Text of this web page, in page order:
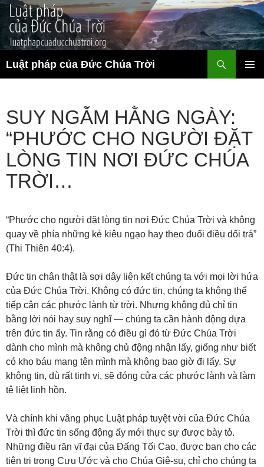
Chuyển
đến
nội
dung
Luật pháp của Đức Chúa Trời
kiếm
SUY NGẪM HẰNG NGÀY:
“PHƯỚC CHO NGƯỜI ĐẶT
LÒNG TIN NƠI ĐỨC CHÚA
TRỜI…
“Phước cho người đặt lòng tin nơi Đức Chúa Trời và không
quay về phía những kẻ kiêu ngạo hay theo đuổi điều dối trá”
(Thi Thiên 40:4).
Đức tin chân thật là sợi dây liên kết chúng ta với mọi lời hứa
của Đức Chúa Trời. Không có đức tin, chúng ta không thể
tiếp cận các phước lành từ trời. Nhưng không đủ chỉ tin
bằng lời nói hay suy nghĩ — chúng ta cần hành động dựa
trên đức tin ấy. Tin rằng có điều gì đó từ Đức Chúa Trời
dành cho mình mà không chủ động nhận lấy, giống như biết
có kho báu mang tên mình mà không bao giờ đi lấy. Sự
không tin, dù rất tinh vi, sẽ đóng cửa các phước lành và làm
tê liệt linh hồn.
Và chính khi vâng phục Luật pháp tuyệt vời của Đức Chúa
Trời thì đức tin sống động ấy mới thực sự được bày tỏ.
Những điều răn vĩ đại của Đấng Tối Cao, được ban cho các
tiên tri trong Cựu Ước và cho Chúa Giê-su, chỉ cho chúng ta